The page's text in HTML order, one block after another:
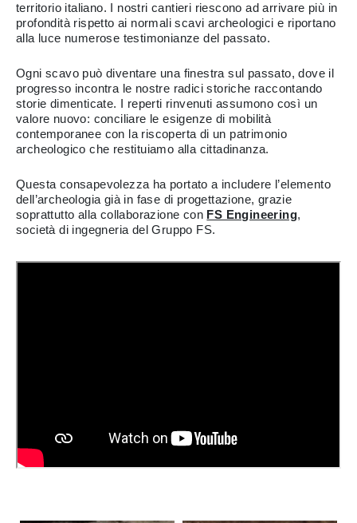
territorio italiano. I nostri cantieri riescono ad arrivare più in
profondità rispetto ai normali scavi archeologici e riportano
alla luce numerose testimonianze del passato.
Ogni scavo può diventare una finestra sul passato, dove il
progresso incontra le nostre radici storiche raccontando
storie dimenticate. I reperti rinvenuti assumono così un
valore nuovo: conciliare le esigenze di mobilità
contemporanee con la riscoperta di un patrimonio
archeologico che restituiamo alla cittadinanza.
Questa consapevolezza ha portato a includere l’elemento
dell’archeologia già in fase di progettazione, grazie
soprattutto alla collaborazione con FS Engineering,
società di ingegneria del Gruppo FS.